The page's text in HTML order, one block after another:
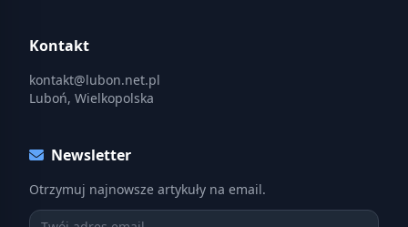
Kontakt
kontakt@lubon.net.pl
Luboń, Wielkopolska
Newsletter
Otrzymuj najnowsze artykuły na email.